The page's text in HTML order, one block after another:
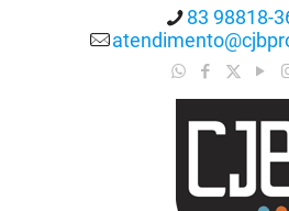
83 98818-